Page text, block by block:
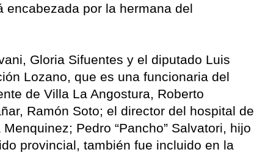
encabezada por la hermana del
Gloria Sifuentes y el diputado Luis
Lozano, que es una funcionaria del
de Villa La Angostura, Roberto
Ramón Soto; el director del hospital de
Pedro “Pancho” Salvatori, hijo
provincial, también fue incluido en la